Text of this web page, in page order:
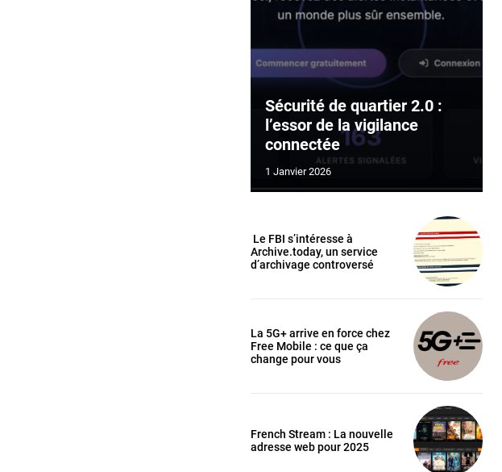
Sécurité de quartier 2.0 :
l’essor de la vigilance
connectée
1 Janvier 2026
Le FBI s’intéresse à
Archive.today, un service
d’archivage controversé
La 5G+ arrive en force chez
Free Mobile : ce que ça
change pour vous
French Stream : La nouvelle
adresse web pour 2025